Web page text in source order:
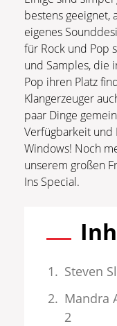
bestens
eigenes
für Rock und Pop
und Samples, die
Pop ihren Platz
Klangerzeuger
paar Dinge
Verfügbarkeit und
Windows! Noch
unserem großen
Ins Special.
Steven
Mandra
2